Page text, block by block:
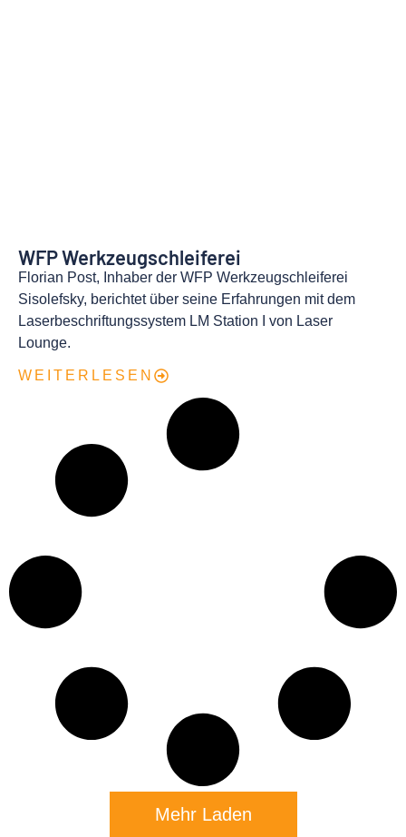
WFP Werkzeugschleiferei
Florian Post, Inhaber der WFP Werkzeugschleiferei
Sisolefsky, berichtet über seine Erfahrungen mit dem
Laserbeschriftungssystem LM Station I von Laser
Lounge.
WEITERLESEN
Mehr Laden